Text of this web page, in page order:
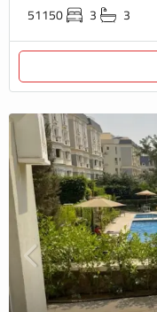
51150 3 3